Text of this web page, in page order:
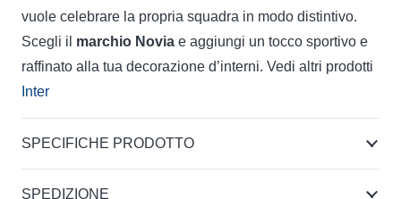
vuole celebrare la propria squadra in modo distintivo.
Scegli il marchio Novia e aggiungi un tocco sportivo e
raffinato alla tua decorazione d’interni. Vedi altri prodotti
Inter
SPECIFICHE PRODOTTO
SPEDIZIONE